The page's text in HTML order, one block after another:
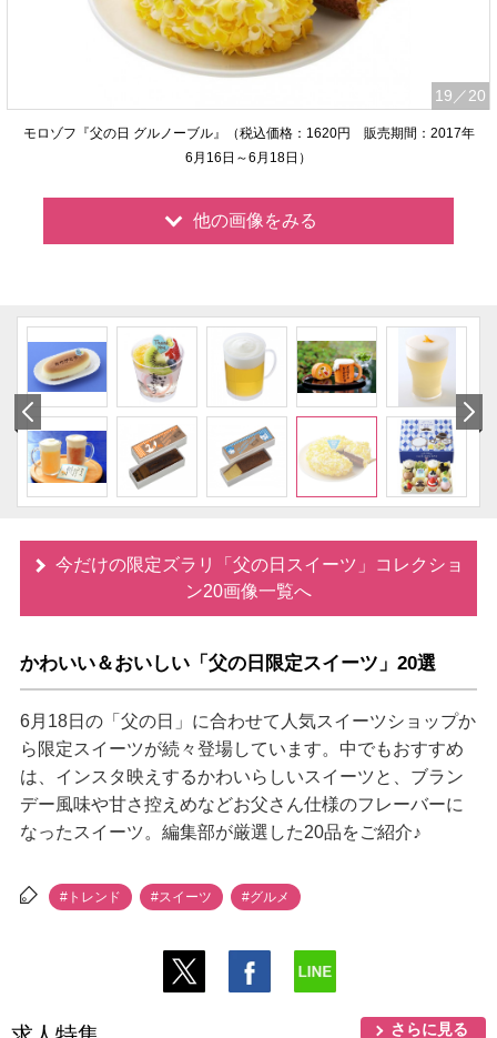
19 ／20
モロゾフ『父の日 グルノーブル』（税込価格：1620円 販売期間：2017年
6月16日～6月18日）
他の画像をみる
今だけの限定ズラリ「父の日スイーツ」コレクショ
ン20画像一覧へ
かわいい＆おいしい「父の日限定スイーツ」20選
6月18日の「父の日」に合わせて人気スイーツショップか
ら限定スイーツが続々登場しています。中でもおすすめ
は、インスタ映えするかわいらしいスイーツと、ブラン
デー風味や甘さ控えめなどお父さん仕様のフレーバーに
なったスイーツ。編集部が厳選した20品をご紹介♪
#トレンド #スイーツ #グルメ
さらに見る